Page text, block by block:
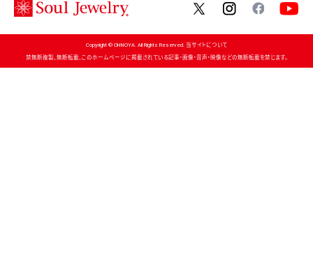
twitterinstagram
Copyright © OHNOYA. All Rights Reserved. 当サイトについて
禁無断複製、無断転載、このホームページに掲載されている記事・画像・音声・映像などの無断転載を禁じます。